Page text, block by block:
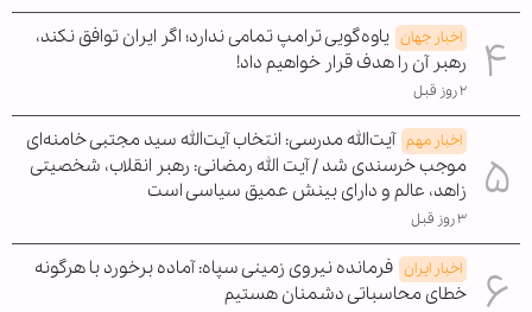
اخبار جهان یاوه‌گویی ترامپ تمامی ندارد؛ اگر ایران توافق نکند،
رهبر آن را هدف قرار خواهیم داد!
۲ روز قبل
اخبار مهم آیت‌الله مدرسی: انتخاب آیت‌الله سید مجتبی خامنه‌ای
موجب خرسندی شد / آیت الله رمضانی: رهبر انقلاب، شخصیتی
زاهد، عالم و دارای بینش عمیق سیاسی است
۳ روز قبل
اخبار ایران فرمانده نیروی زمینی سپاه: آماده برخورد با هرگونه
خطای محاسباتی دشمنان هستیم